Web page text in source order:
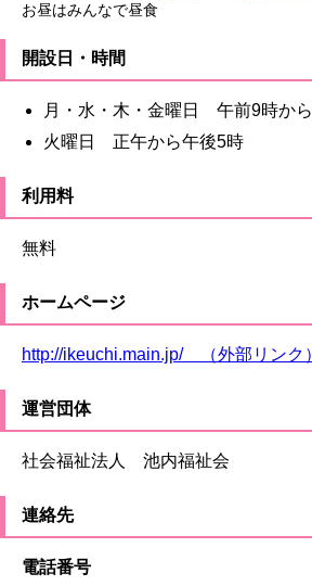
お昼はみんなで昼食
開設日・時間
月・水・木・金曜日 午前9時か
火曜日 正午から午後5時
利用料
無料
ホームページ
http://ikeuchi.main.jp/ （外部リンク）
運営団体
社会福祉法人 池内福祉会
連絡先
電話番号